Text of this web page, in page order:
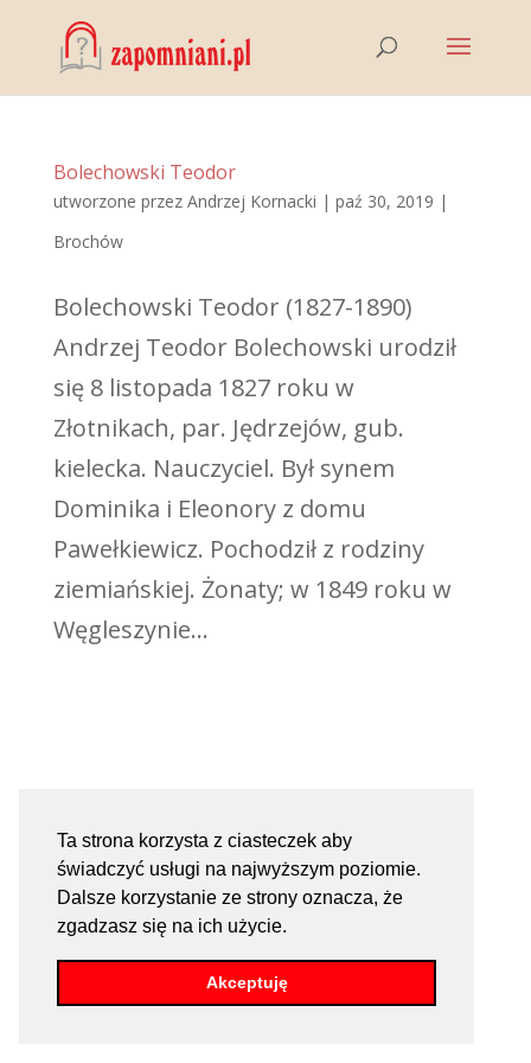
Ta strona korzysta z ciasteczek aby
świadczyć usługi na najwyższym poziomie.
Dalsze korzystanie ze strony oznacza, że
zgadzasz się na ich użycie.
Akceptuję
Bolechowski Teodor
utworzone przez Andrzej Kornacki | paź 30, 2019 |
Brochów
Bolechowski Teodor (1827-1890)
Andrzej Teodor Bolechowski urodził
się 8 listopada 1827 roku w
Złotnikach, par. Jędrzejów, gub.
kielecka. Nauczyciel. Był synem
Dominika i Eleonory z domu
Pawełkiewicz. Pochodził z rodziny
ziemiańskiej. Żonaty; w 1849 roku w
Węgleszynie...